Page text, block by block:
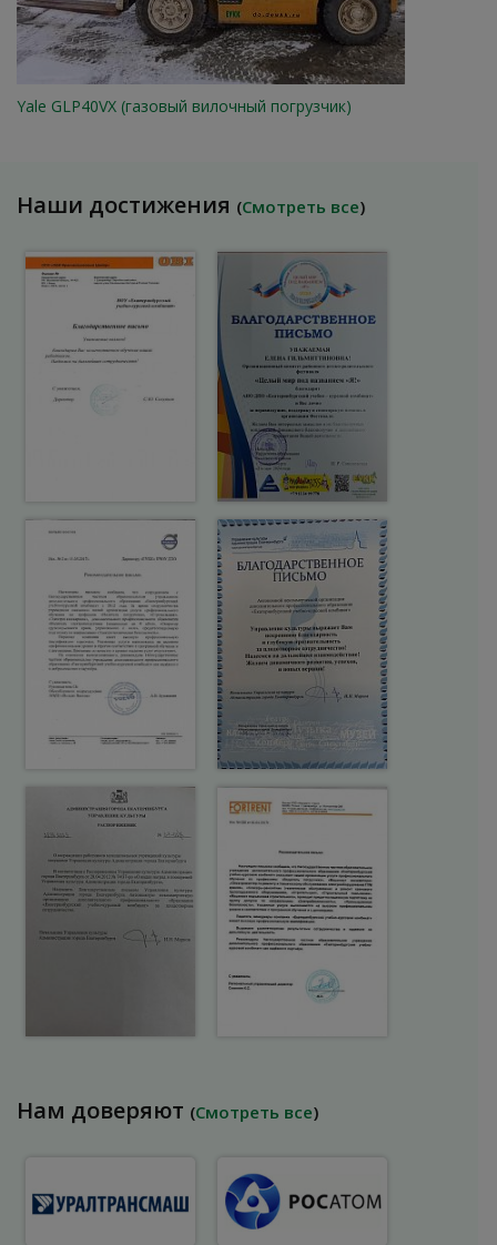
Yale GLP40VX (газовый вилочный погрузчик)
Наши достижения (Смотреть все)
Нам доверяют (Смотреть все)